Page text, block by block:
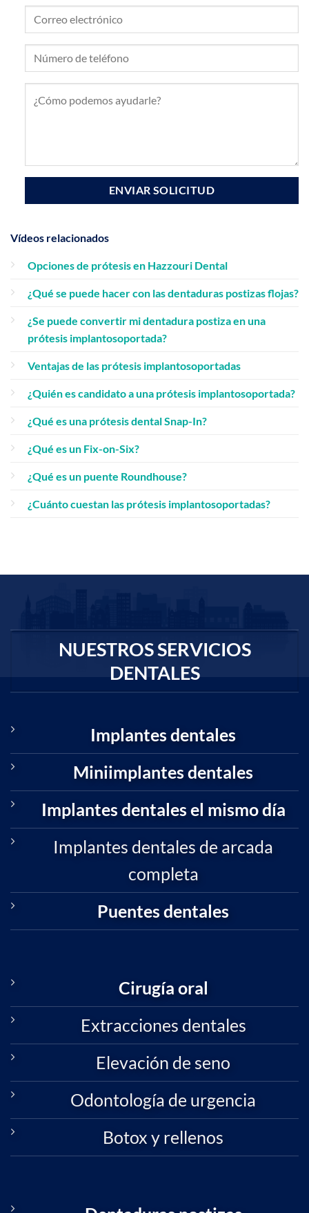
Vídeos relacionados
Opciones de prótesis en Hazzouri Dental
¿Qué se puede hacer con las dentaduras postizas flojas?
¿Se puede convertir mi dentadura postiza en una
prótesis implantosoportada?
Ventajas de las prótesis implantosoportadas
¿Quién es candidato a una prótesis implantosoportada?
¿Qué es una prótesis dental Snap-In?
¿Qué es un Fix-on-Six?
¿Qué es un puente Roundhouse?
¿Cuánto cuestan las prótesis implantosoportadas?
NUESTROS SERVICIOS
DENTALES
Implantes dentales
Miniimplantes dentales
Implantes dentales el mismo día
Implantes dentales de arcada
completa
Puentes dentales
Cirugía oral
Extracciones dentales
Elevación de seno
Odontología de urgencia
Botox y rellenos